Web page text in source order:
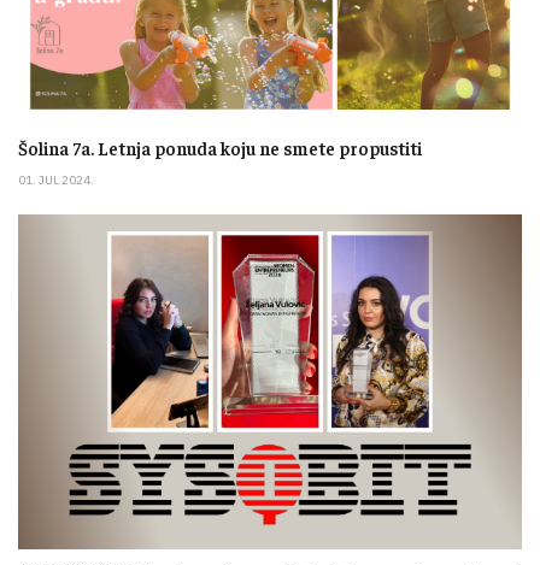
Šolina 7a. Letnja ponuda koju ne smete propustiti
01. JUL 2024.